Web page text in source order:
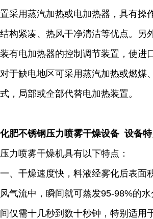
置采用蒸汽加热或电加热器，具有操
结构紧凑、热风干净清洁等优点。另
装有电加热器的控制调节装置，使进
对于缺电地区可采用蒸汽加热或燃煤
式，局部或全部代替电加热装置。
化肥不锈钢压力喷雾干燥设备 设备
压力喷雾干燥机具有以下特点：
一、干燥速度快，料液经雾化后表面
风气流中，瞬间就可蒸发95-98%的
间仅需十几秒到数十秒钟，特别适用